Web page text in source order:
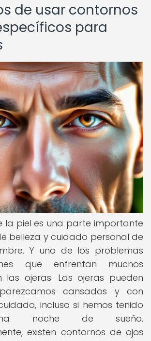
de usar contornos
para
la piel es una parte importante
belleza y cuidado personal de
Y uno de los problemas
que enfrentan muchos
las ojeras. Las ojeras pueden
cansados y con
incluso si hemos tenido
noche de sueño.
existen contornos de ojos